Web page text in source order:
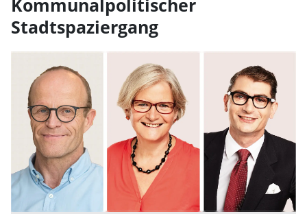
Kommunalpolitischer
Stadtspaziergang